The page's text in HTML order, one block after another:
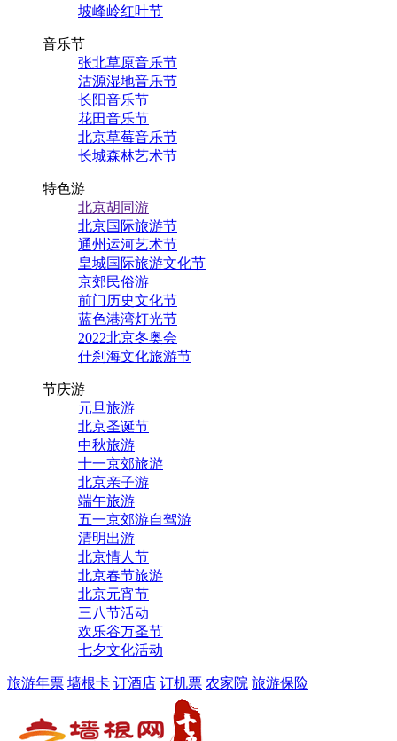
坡峰岭红叶节
音乐节
张北草原音乐节
沽源湿地音乐节
长阳音乐节
花田音乐节
北京草莓音乐节
长城森林艺术节
特色游
北京胡同游
北京国际旅游节
通州运河艺术节
皇城国际旅游文化节
京郊民俗游
前门历史文化节
蓝色港湾灯光节
2022北京冬奥会
什刹海文化旅游节
节庆游
元旦旅游
北京圣诞节
中秋旅游
十一京郊旅游
北京亲子游
端午旅游
五一京郊游自驾游
清明出游
北京情人节
北京春节旅游
北京元宵节
三八节活动
欢乐谷万圣节
七夕文化活动
旅游年票 墙根卡 订酒店 订机票 农家院 旅游保险